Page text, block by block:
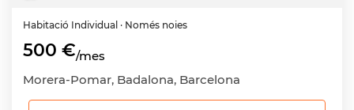
Habitació Individual · Només noies
500 €/mes
Morera-Pomar, Badalona, Barcelona